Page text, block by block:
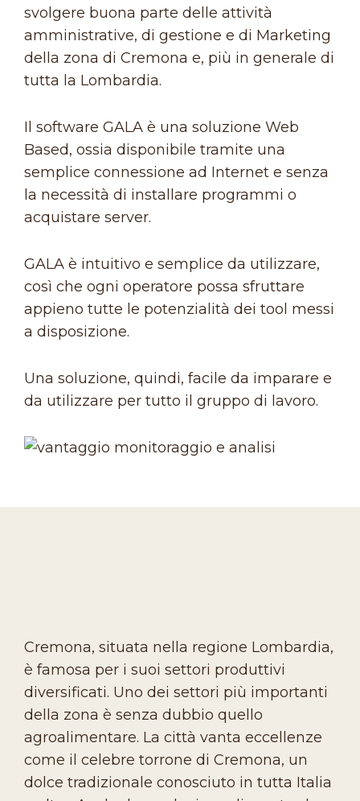
svolgere buona parte delle attività
amministrative, di gestione e di Marketing
della zona di Cremona e, più in generale di
tutta la Lombardia.
Il software GALA è una soluzione Web
Based, ossia disponibile tramite una
semplice connessione ad Internet e senza
la necessità di installare programmi o
acquistare server.
GALA è intuitivo e semplice da utilizzare,
così che ogni operatore possa sfruttare
appieno tutte le potenzialità dei tool messi
a disposizione.
Una soluzione, quindi, facile da imparare e
da utilizzare per tutto il gruppo di lavoro.
Cremona, situata nella regione Lombardia,
è famosa per i suoi settori produttivi
diversificati. Uno dei settori più importanti
della zona è senza dubbio quello
agroalimentare. La città vanta eccellenze
come il celebre torrone di Cremona, un
dolce tradizionale conosciuto in tutta Italia